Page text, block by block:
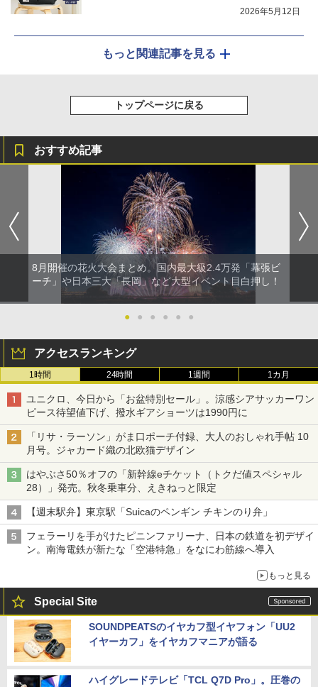
2026年5月12日
もっと関連記事を見る
トップページに戻る
おすすめ記事
8月開催の花火大会まとめ。国内最大級2.4万発「幕張ビ
ーチ」や日本三大「長岡」など大型イベント目白押し！
● ● ● ● ● ●
アクセスランキング
1時間 24時間 1週間 1カ月
ユニクロ、今日から「お盆特別セール」。涼感シアサッカーワン
ピース待望値下げ、撥水ギアショーツは1990円に
「リサ・ラーソン」がま口ポーチ付録、大人のおしゃれ手帖 10
月号。ジャカード織の北欧猫デザイン
はやぶさ50％オフの「新幹線eチケット（トクだ値スペシャル
28）」発売。秋冬乗車分、えきねっと限定
【週末駅弁】東京駅「Suicaのペンギン チキンのり弁」
フェラーリを手がけたピニンファリーナ、日本の鉄道を初デザイ
ン。南海電鉄が新たな「空港特急」をなにわ筋線へ導入
もっと見る
Special Site
SOUNDPEATSのイヤカフ型イヤフォン「UU2
イヤーカフ」をイヤカフマニアが語る
ハイグレードテレビ「TCL Q7D Pro」。圧巻の